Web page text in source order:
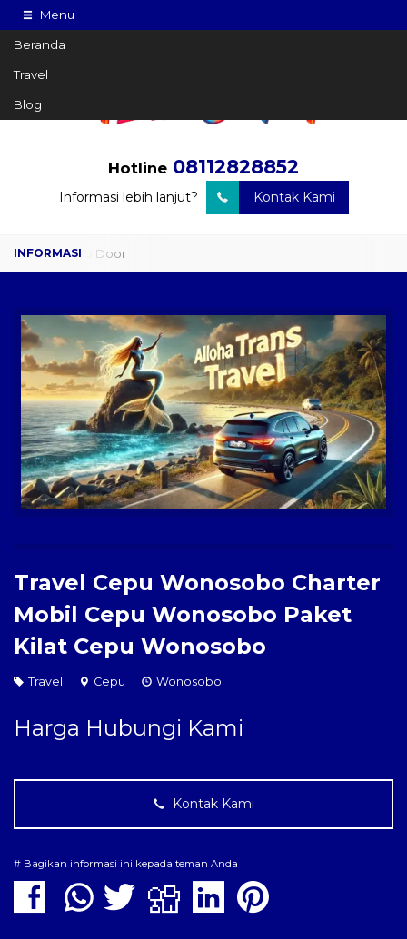
Menu
Beranda
Travel
Blog
Hotline 08112828852
Informasi lebih lanjut? Kontak Kami
Travel Door to Door
Sewa Hiace
Sewa Mobil Plus Driver
Wisata
Paket Kilat
Pengiriman Barang
Travel Cepu Wonosobo Charter
Mobil Cepu Wonosobo Paket
Kilat Cepu Wonosobo
Travel Cepu Wonosobo
Harga Hubungi Kami
Kontak Kami
# Bagikan informasi ini kepada teman Anda